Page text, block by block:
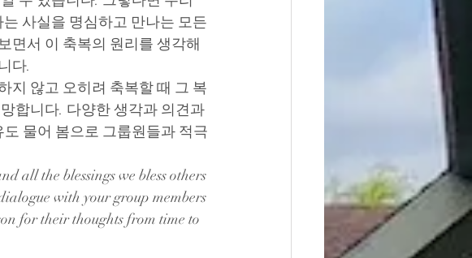
사실을 명심하고 만나는 모든
면서 이 축복의 원리를 생각해
다.
지 않고 오히려 축복할 때 그 복
합니다. 다양한 생각과 의견과
물어 봄으로 그룹원들과 적극
all the blessings we bless others
with your group members
for their thoughts from time to